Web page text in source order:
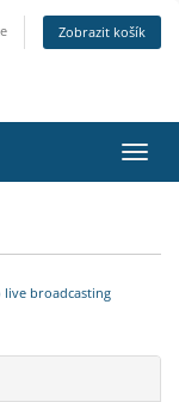
Zobrazit košík
live broadcasting